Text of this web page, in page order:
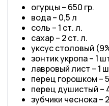
огурцы – 650 гр.
вода – 0,5 л
соль – 1 ст. л.
сахар – 2 ст. л.
уксус столовый
зонтик укропа – 1
лавровый лист – 1
перец горошком –
перец душистый –
зубчики чеснока –